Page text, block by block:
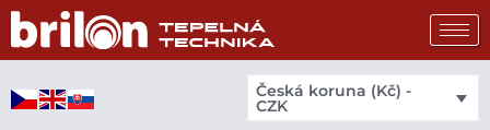
Přeskočit
obsah
Česká koruna (Kč) -
CZK